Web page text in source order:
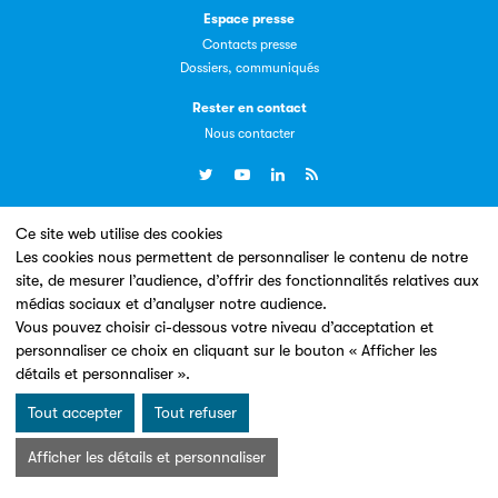
Ce site web utilise des cookies
Les cookies nous permettent de personnaliser le contenu de notre
site, de mesurer l’audience, d’offrir des fonctionnalités relatives aux
médias sociaux et d’analyser notre audience.
Vous pouvez choisir ci-dessous votre niveau d’acceptation et
personnaliser ce choix en cliquant sur le bouton « Afficher les
détails et personnaliser ».
Tout accepter Tout refuser
Afficher les détails et personnaliser
Espace presse
Contacts presse
Dossiers, communiqués
Rester en contact
Nous contacter
Un site conçu en partenariat avec le
Mentions légales & Conditions d’utilisation
Charte Cookies
© Les Éditeurs d’Éducation - SNE 2026
La plateforme LivrEmploi regroupe toutes les offres
Clic.EDIt
Clic.EDIt, pour faciliter les échanges informatisés entre
tous les acteurs de la filière de la fabrication de livres.